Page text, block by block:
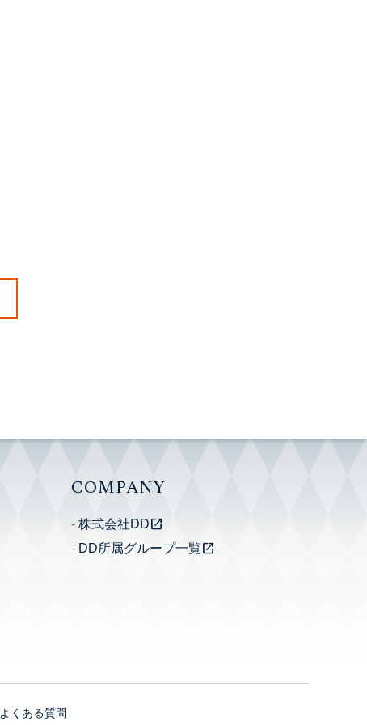
COMPANY
株式会社DDopen_in_new
DD所属グループ一覧open_in_new
よくある質問